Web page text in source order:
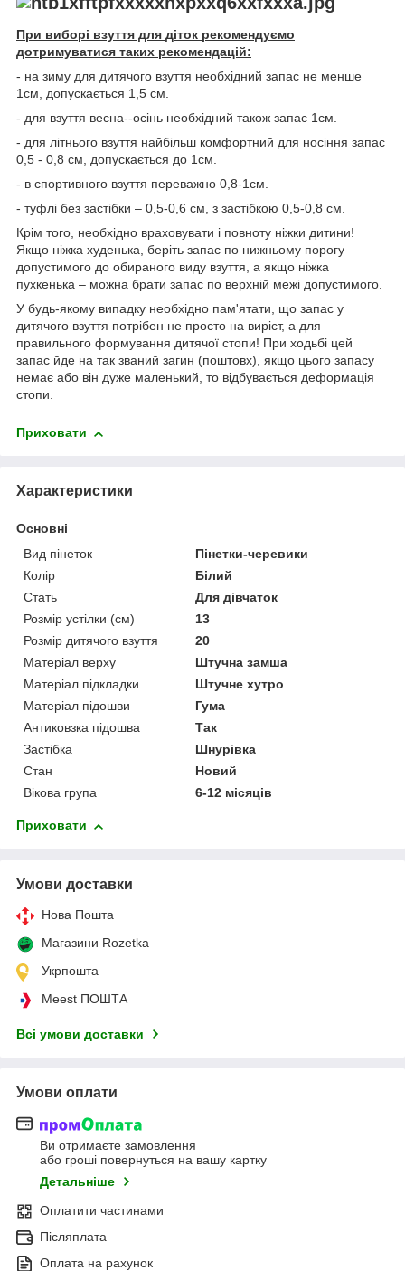
При виборі взуття для діток рекомендуємо
дотримуватися таких рекомендацій:
- на зиму для дитячого взуття необхідний запас не менше
1см, допускається 1,5 см.
- для взуття весна--осінь необхідний також запас 1см.
- для літнього взуття найбільш комфортний для носіння запас
0,5 - 0,8 см, допускається до 1см.
- в спортивного взуття переважно 0,8-1см.
- туфлі без застібки – 0,5-0,6 см, з застібкою 0,5-0,8 см.
Крім того, необхідно враховувати і повноту ніжки дитини!
Якщо ніжка худенька, беріть запас по нижньому порогу
допустимого до обираного виду взуття, а якщо ніжка
пухкенька – можна брати запас по верхній межі допустимого.
У будь-якому випадку необхідно пам'ятати, що запас у
дитячого взуття потрібен не просто на виріст, а для
правильного формування дитячої стопи! При ходьбі цей
запас йде на так званий загин (поштовх), якщо цього запасу
немає або він дуже маленький, то відбувається деформація
стопи.
Приховати
Характеристики
Основні
Вид пінеток
Пінетки-черевики
Колір
Білий
Стать
Для дівчаток
Розмір устілки (см)
13
Розмір дитячого взуття
20
Матеріал верху
Штучна замша
Матеріал підкладки
Штучне хутро
Матеріал підошви
Гума
Антиковзка підошва
Так
Застібка
Шнурівка
Стан
Новий
Вікова група
6-12 місяців
Приховати
Умови доставки
Нова Пошта
Магазини Rozetka
Укрпошта
Meest ПОШТА
Всі умови доставки
Умови оплати
Ви отримаєте замовлення
або гроші повернуться на вашу картку
Детальніше
Оплатити частинами
Післяплата
Оплата на рахунок